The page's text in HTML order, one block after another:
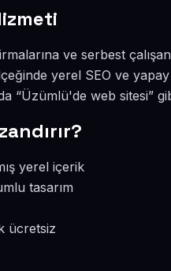
ve serbest
yerel SEO ve
“Üzümlü'de web sitesi”
yerel içerik
tasarım
ücretsiz